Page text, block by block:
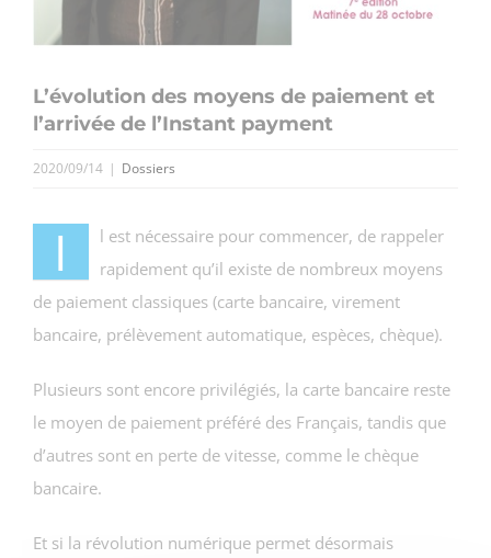
L’évolution des moyens de paiement et
l’arrivée de l’Instant payment
2020/09/14 | Dossiers
I
l est nécessaire pour commencer, de rappeler
rapidement qu’il existe de nombreux moyens
de paiement classiques (carte bancaire, virement
bancaire, prélèvement automatique, espèces, chèque).
Plusieurs sont encore privilégiés, la carte bancaire reste
le moyen de paiement préféré des Français, tandis que
d’autres sont en perte de vitesse, comme le chèque
bancaire.
Et si la révolution numérique permet désormais